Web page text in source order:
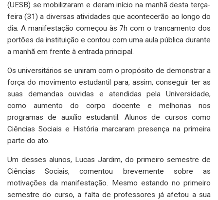
(UESB) se mobilizaram e deram início na manhã desta terça-
feira (31) a diversas atividades que acontecerão ao longo do
dia. A manifestação começou às 7h com o trancamento dos
portões da instituição e contou com uma aula pública durante
a manhã em frente à entrada principal.
Os universitários se uniram com o propósito de demonstrar a
força do movimento estudantil para, assim, conseguir ter as
suas demandas ouvidas e atendidas pela Universidade,
como aumento do corpo docente e melhorias nos
programas de auxílio estudantil. Alunos de cursos como
Ciências Sociais e História marcaram presença na primeira
parte do ato.
Um desses alunos, Lucas Jardim, do primeiro semestre de
Ciências Sociais, comentou brevemente sobre as
motivações da manifestação. Mesmo estando no primeiro
semestre do curso, a falta de professores já afetou a sua